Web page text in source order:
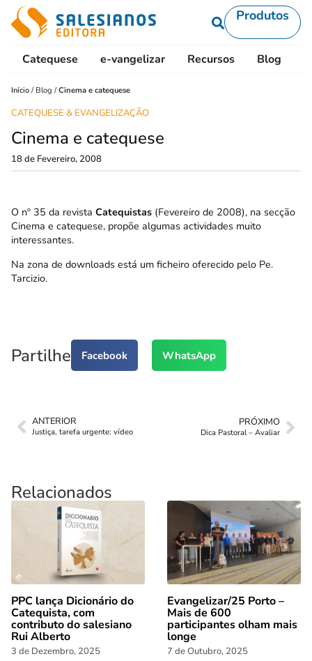
Produtos
Catequese e-vangelizar Recursos Blog
Início / Blog /Cinema e catequese
CATEQUESE & EVANGELIZAÇÃO
Cinema e catequese
18 de Fevereiro, 2008
O nº 35 da revista Catequistas (Fevereiro de 2008), na secção
Cinema e catequese, propõe algumas actividades muito
interessantes.
Na zona de downloads está um ficheiro oferecido pelo Pe.
Tarcizio.
Partilhe Facebook WhatsApp
ANTERIOR
Justiça, tarefa urgente: vídeo
PRÓXIMO
Dica Pastoral – Avaliar
Relacionados
PPC lança Dicionário do
Catequista, com
contributo do salesiano
Rui Alberto
3 de Dezembro, 2025
Evangelizar/25 Porto –
Mais de 600
participantes olham mais
longe
7 de Outubro, 2025